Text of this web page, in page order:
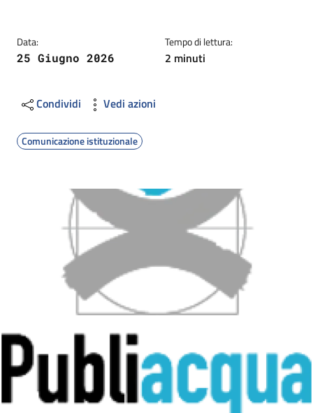
Data:
25 Giugno 2026
Tempo di lettura:
2 minuti
Condividi Vedi azioni
Comunicazione istituzionale